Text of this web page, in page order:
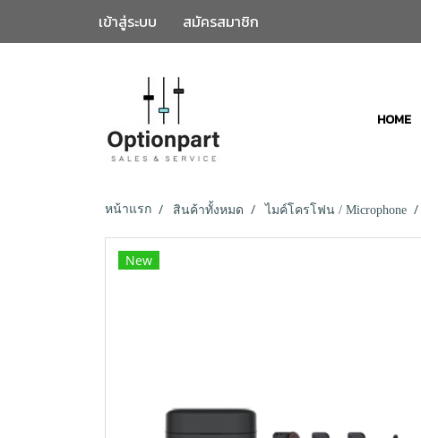
เข้าสู่ระบบ สมัครสมาชิก
HOME
หน้าแรก สินค้าทั้งหมด ไมค์โครโฟน / Microphone
New